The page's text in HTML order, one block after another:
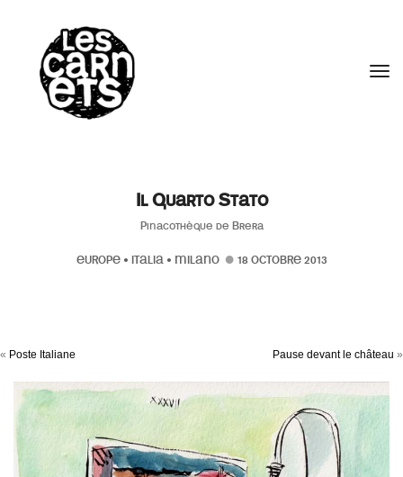
Il Quarto Stato
Pinacothèque de Brera
EUROPE• ITALIA • MILANO 18 OCTOBRE 2013
« Poste Italiane Pause devant le château »